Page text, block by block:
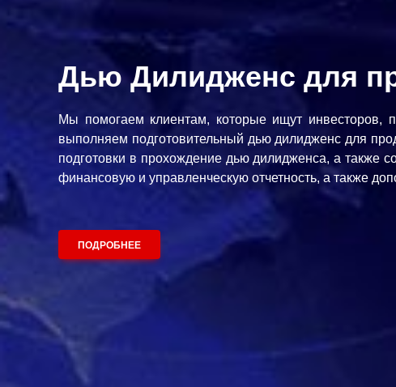
Дью Дилидженс для
Мы помогаем клиентам, которые ищут инвесторов,
выполняем подготовительный дью дилидженс для
подготовки в прохождение дью дилидженса, а также
финансовую и управленческую отчетность, а также
ПОДРОБНЕЕ